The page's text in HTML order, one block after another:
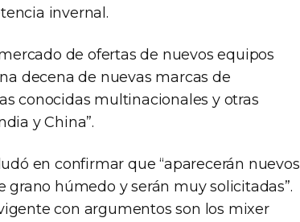
invernal.
de ofertas de nuevos equipos
decena de nuevas marcas de
conocidas multinacionales y otras
y China”.
en confirmar que “aparecerán nuevos
húmedo y serán muy solicitadas”.
con argumentos son los mixer